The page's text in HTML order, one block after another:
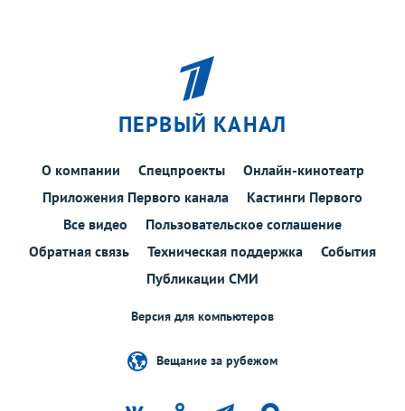
ПЕРВЫЙ КАНАЛ
О компании Спецпроекты
Онлайн-кинотеатр
Приложения Первого канала
Кастинги Первого
Все видео
Пользовательское соглашение
Обратная связь
Техническая поддержка
События
Публикации СМИ
Версия для компьютеров
Вещание за рубежом